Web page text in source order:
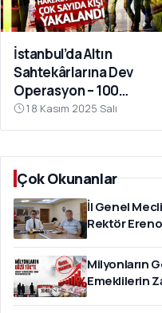
İstanbul’da Altın
Sahtekârlarına Dev
Operasyon – 100
Milyar TL Kamu Zararı
Ortaya Çıktı
18 Kasım 2025 Salı
Çok Okunanlar
İl Genel
Rektör
Milyonların
Emeklilerin